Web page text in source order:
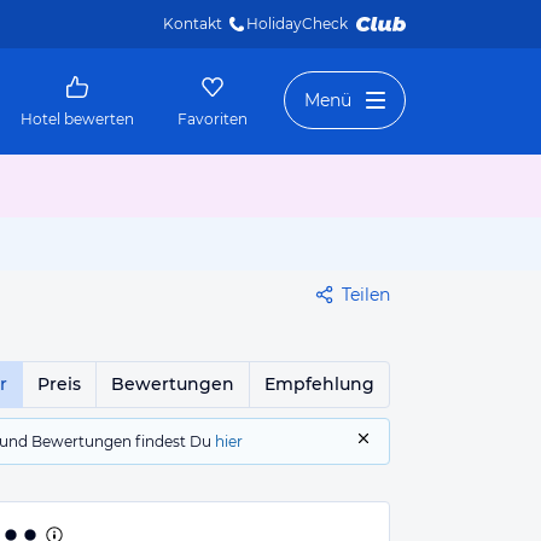
Kontakt HolidayCheck
Hotel bewerten Favoriten
Menü
Teilen
Preis Bewertungen Empfehlung
Bewertungen findest Du hier